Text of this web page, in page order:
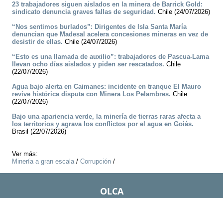
23 trabajadores siguen aislados en la minera de Barrick Gold:
sindicato denuncia graves fallas de seguridad. Chile (24/07/2026)
“Nos sentimos burlados”: Dirigentes de Isla Santa María
denuncian que Madesal acelera concesiones mineras en vez de
desistir de ellas. Chile (24/07/2026)
“Esto es una llamada de auxilio”: trabajadores de Pascua-Lama
llevan ocho días aislados y piden ser rescatados. Chile
(22/07/2026)
Agua bajo alerta en Caimanes: incidente en tranque El Mauro
revive histórica disputa con Minera Los Pelambres. Chile
(22/07/2026)
Bajo una apariencia verde, la minería de tierras raras afecta a
los territorios y agrava los conflictos por el agua en Goiás.
Brasil (22/07/2026)
Ver más:
Minería a gran escala/ Corrupción /
OLCA